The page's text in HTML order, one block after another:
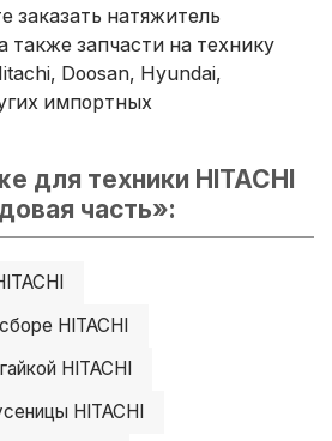
заказать натяжитель
также запчасти на технику
Doosan, Hyundai,
импортных
для техники HITACHI
часть»:
HITACHI
HITACHI
HITACHI